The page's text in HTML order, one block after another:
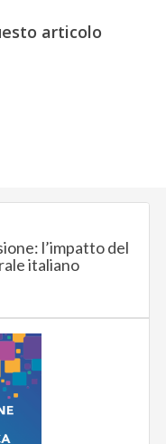
articolo
l’impatto del
italiano